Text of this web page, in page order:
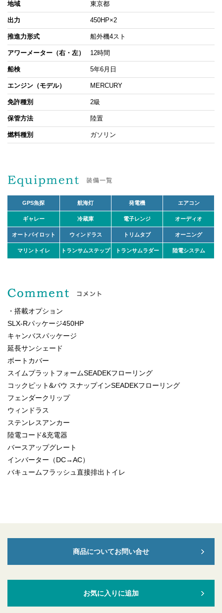
地域 東京都
出力 450HP×2
推進力形式 船外機4スト
アワーメーター（右・左） 12時間
船検 5年6月日
エンジン（モデル） MERCURY
免許種別 2級
保管方法 陸置
燃料種別 ガソリン
GPS魚探 航海灯 発電機 エアコン
ギャレー 冷蔵庫 電子レンジ オーディオ
オートパイロット ウィンドラス トリムタブ オーニング
マリントイレ トランサムステップ トランサムラダー 陸電システム
・搭載オプション
SLX-Rパッケージ450HP
キャンバスパッケージ
延長サンシェード
ボートカバー
スイムプラットフォームSEADEKフローリング
コックピット&バウ スナップインSEADEKフローリング
フェンダークリップ
ウィンドラス
ステンレスアンカー
陸電コード&充電器
バースアップグレート
インバーター（DC→AC）
バキュームフラッシュ直接排出トイレ
商品についてお問い合せ
お気に入りに追加